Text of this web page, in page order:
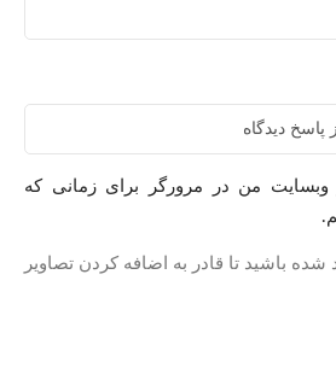
وبسایت من در مرورگر برای زمانی که
باشید تا قادر به اضافه کردن تصاویر